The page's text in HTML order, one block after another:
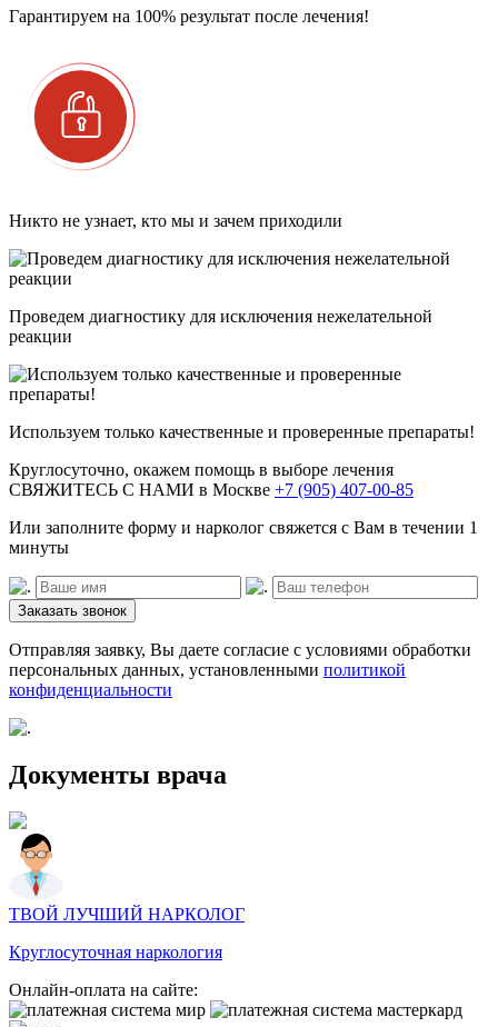
Гарантируем на 100% результат после лечения!
Никто не узнает, кто мы и зачем приходили
Проведем диагностику для исключения нежелательной
реакции
Используем только качественные и проверенные препараты!
Круглосуточно, окажем помощь в выборе лечения
СВЯЖИТЕСЬ С НАМИ в Москве +7 (905) 407-00-85
Или заполните форму и нарколог свяжется с Вам в течении 1
минуты
Заказать звонок
Отправляя заявку, Вы даете согласие с условиями обработки
персональных данных, установленными политикой
конфиденциальности
Документы врача
ТВОЙ ЛУЧШИЙ НАРКОЛОГ
Круглосуточная наркология
Онлайн-оплата на сайте: